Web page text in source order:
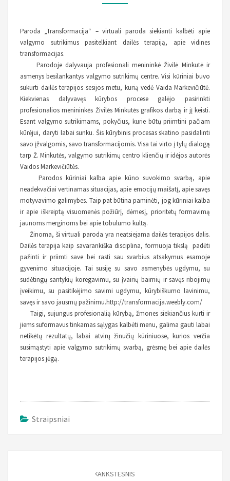
VALGYMO
Paroda „Transformacija“ – virtuali paroda siekianti kalbėti apie
valgymo sutrikimus pasitelkiant dailės terapiją, apie vidines
transformacijas.
Parodoje dalyvauja profesionali menininkė Živilė Minkutė ir
asmenys besilankantys valgymo sutrikimų centre. Visi kūriniai buvo
sukurti dailės terapijos sesijos metu, kurią vedė Vaida Markevičiūtė.
Kiekvienas dalyvavęs kūrybos procese galėjo pasirinkti
profesionalios menininkės Živilės Minkutės grafikos darbą ir jį keisti.
Esant valgymo sutrikimams, pokyčius, kurie būtų priimtini pačiam
kūrėjui, daryti labai sunku. Šis kūrybinis procesas skatino pasidalinti
savo įžvalgomis, savo transformacijomis. Visa tai virto į tylų dialogą
tarp Ž. Minkutės, valgymo sutrikimų centro klienčių ir idėjos autorės
Vaidos Markevičiūtės.
Parodos kūriniai kalba apie kūno suvokimo svarbą, apie
neadekvačiai vertinamas situacijas, apie emocijų maišatį, apie savęs
motyvavimo galimybes. Taip pat būtina paminėti, jog kūriniai kalba
ir apie iškreiptą visuomenės požiūrį, dėmesį, prioritetų formavimą
jaunoms merginoms bei apie tobulumo kultą.
Žinoma, ši virtuali paroda yra neatsiejama dailės terapijos dalis.
Dailės terapija kaip savarankiška disciplina, formuoja tikslą padėti
pažinti ir priimti save bei rasti sau svarbius atsakymus esamoje
gyvenimo situacijoje. Tai susiję su savo asmenybės ugdymu, su
sudėtingų santykių koregavimu, su įvairių baimių ir savęs ribojimų
įveikimu, su pasitikėjimo savimi ugdymu, kūrybiškumo lavinimu,
savęs ir savo jausmų pažinimu.http://transformacija.weebly.com/
Taigi, sujungus profesionalią kūrybą, žmones siekiančius kurti ir
jiems suformavus tinkamas sąlygas kalbėti menu, galima gauti labai
netikėtų rezultatų, labai atvirų žinučių kūriniuose, kurios verčia
susimąstyti apie valgymo sutrikimų svarbą, grėsmę bei apie dailės
terapijos jėgą.
Straipsniai
ANKSTESNIS